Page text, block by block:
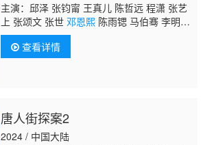
主演：邱泽 张钧甯 王真儿 陈哲远 程潇 张艺
上 张颂文 张世 邓恩熙陈雨锶 马伯骞 李明
轩 崔雨鑫 高叶 黄恺杰 戴墨 马浴柯 张国柱 张
睿家 黄健玮 施名帅 高英轩 丁春诚 王可元 叶
熙祺 索朗美淇 谢闻轩 汪飏 张经伟 田宜峰 王
查看详情
唐人街探案2
2024 / 中国大陆